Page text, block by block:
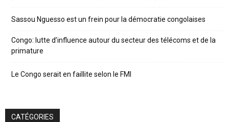
Sassou Nguesso est un frein pour la démocratie congolaises
Congo: lutte d’influence autour du secteur des télécoms et de la
primature
Le Congo serait en faillite selon le FMI
CATÉGORIES